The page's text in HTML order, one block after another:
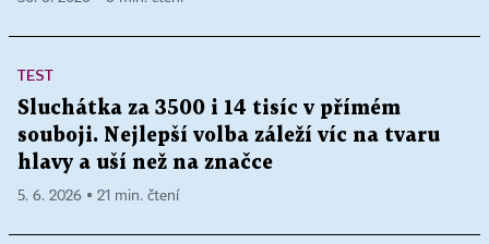
TEST
Sluchátka za 3500 i 14 tisíc v přímém
souboji. Nejlepší volba záleží víc na tvaru
hlavy a uší než na značce
5. 6. 2026 ▪ 21 min. čtení